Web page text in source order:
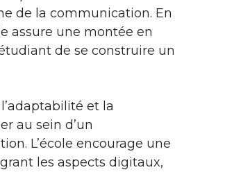
de la communication. En
assure une montée en
de se construire un
et la
au sein d’un
L’école encourage une
les aspects digitaux,